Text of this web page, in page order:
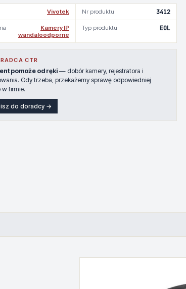
Vivotek Nr produktu 3412
Kamery IP
wandaloodporne
Typ produktu EOL
CTR
pomoże od ręki— dobór kamery, rejestratora i
Gdy trzeba, przekażemy sprawę odpowiedniej
w firmie.
do doradcy →